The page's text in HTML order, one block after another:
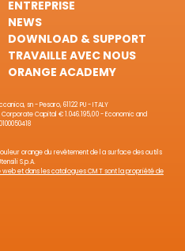
ENTREPRISE
NEWS
DOWNLOAD & SUPPORT
TRAVAILLE AVEC NOUS
ORANGE ACADEMY
sn - Pesaro, 61122 PU - ITALY
Capital € 1.046.195,00 - Economic and
orange du revêtement de la surface des outils
S.p.A.
et dans les catalogues CMT sont la propriété de